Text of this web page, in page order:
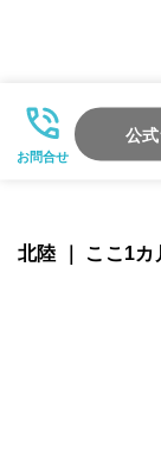
お問合せ
公
北陸 ｜ ここ1カ